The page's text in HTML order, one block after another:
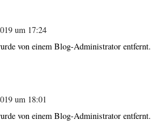
um 17:24
von einem Blog-Administrator entfernt.
um 18:01
von einem Blog-Administrator entfernt.